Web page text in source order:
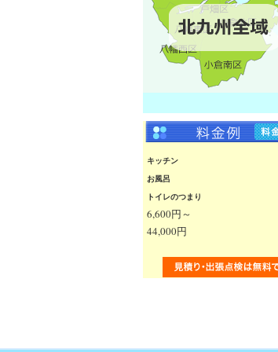
キッチン
お風呂
トイレのつまり
6,600円～
44,000円